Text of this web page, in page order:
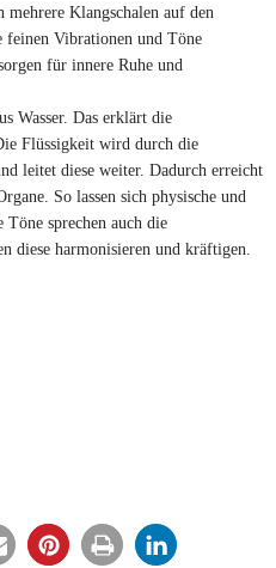
mehrere Klangschalen auf den
feinen Vibrationen und Töne
für innere Ruhe und
Wasser. Das erklärt die
Flüssigkeit wird durch die
leitet diese weiter. Dadurch erreicht
So lassen sich physische und
Töne sprechen auch die
diese harmonisieren und kräftigen.